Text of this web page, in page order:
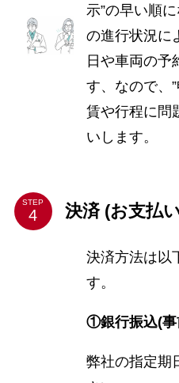
示”の早い順
の進行状況に
日や車両の予
す、なので、
賃や行程に問
いします。
STEP 決済 (お支払
決済方法は以
す。
①銀行振込(事
弊社の指定期